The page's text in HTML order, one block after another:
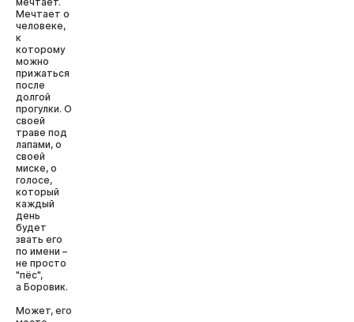
Мечтает о
человеке,
к
которому
можно
прижаться
после
долгой
прогулки. О
своей
траве под
лапами, о
своей
миске, о
голосе,
который
каждый
день
будет
звать его
по имени –
не просто
"пёс",
а Боровик.
Может, его